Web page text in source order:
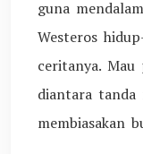
guna
Westeros
ceritanya.
diantara
membiasakan